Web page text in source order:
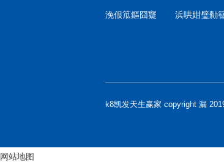
浼佷笟鏂囧寲 浜哄姏璧勬
k8凯发天生赢家 copyright 漏
网站地图